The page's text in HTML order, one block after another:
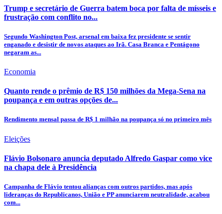
Trump e secretário de Guerra batem boca por falta de mísseis e
frustração com conflito no...
Segundo Washington Post, arsenal em baixa fez presidente se sentir
enganado e desistir de novos ataques ao Irã. Casa Branca e Pentágono
negaram as...
Economia
Quanto rende o prêmio de R$ 150 milhões da Mega-Sena na
poupança e em outras opções de...
Rendimento mensal passa de R$ 1 milhão na poupança só no primeiro mês
Eleições
Flávio Bolsonaro anuncia deputado Alfredo Gaspar como vice
na chapa dele à Presidência
Campanha de Flávio tentou alianças com outros partidos, mas após
lideranças do Republicanos, União e PP anunciarem neutralidade, acabou
com...